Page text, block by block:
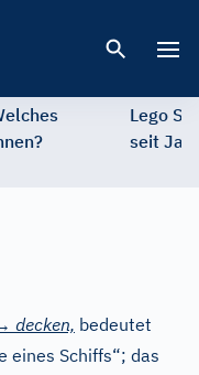
Lego
seit
decken, bedeutet
eines Schiffs“; das